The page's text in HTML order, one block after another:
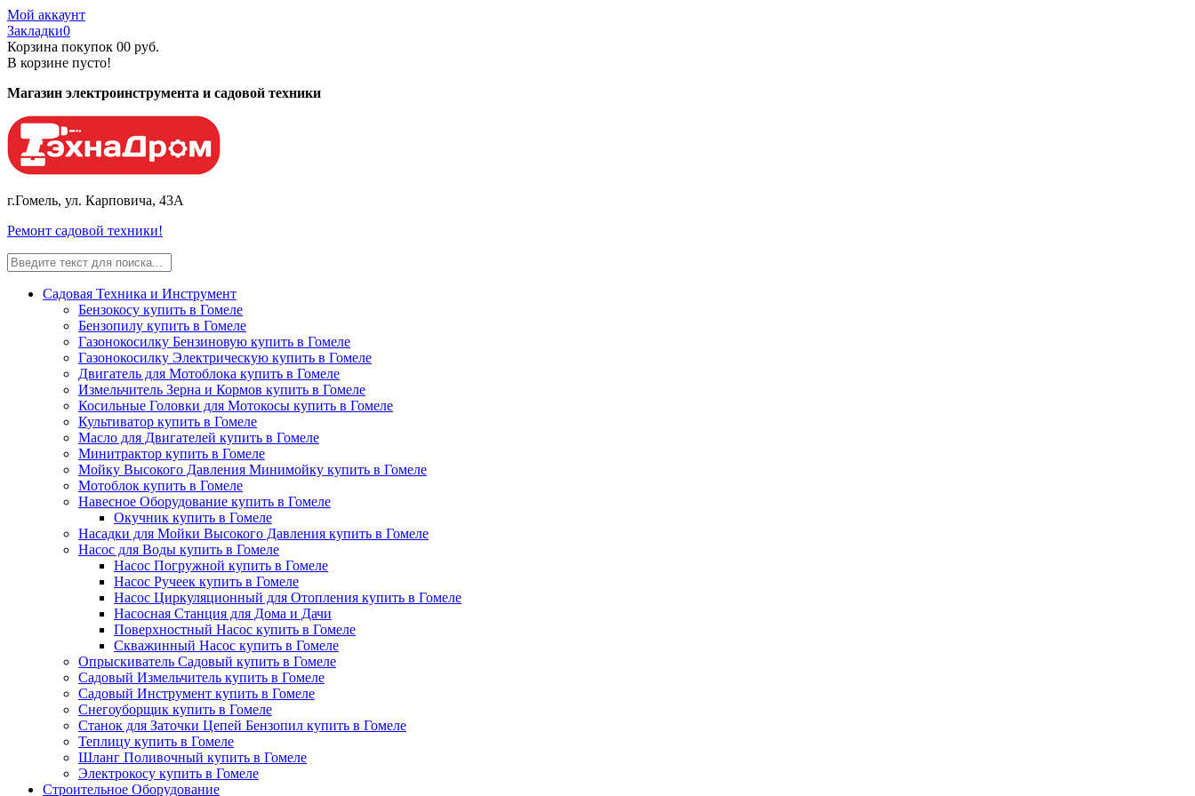
Мой аккаунт
Закладки0
Корзина покупок 00 руб.
В корзине пусто!
Магазин электроинструмента и садовой техники
г.Гомель, ул. Карповича, 43А
Ремонт садовой техники!
Садовая Техника и Инструмент
Бензокосу купить в Гомеле
Бензопилу купить в Гомеле
Газонокосилку Бензиновую купить в Гомеле
Газонокосилку Электрическую купить в Гомеле
Двигатель для Мотоблока купить в Гомеле
Измельчитель Зерна и Кормов купить в Гомеле
Косильные Головки для Мотокосы купить в Гомеле
Культиватор купить в Гомеле
Масло для Двигателей купить в Гомеле
Минитрактор купить в Гомеле
Мойку Высокого Давления Минимойку купить в Гомеле
Мотоблок купить в Гомеле
Навесное Оборудование купить в Гомеле
Окучник купить в Гомеле
Насадки для Мойки Высокого Давления купить в Гомеле
Насос для Воды купить в Гомеле
Насос Погружной купить в Гомеле
Насос Ручеек купить в Гомеле
Насос Циркуляционный для Отопления купить в Гомеле
Насосная Станция для Дома и Дачи
Поверхностный Насос купить в Гомеле
Скважинный Насос купить в Гомеле
Опрыскиватель Садовый купить в Гомеле
Садовый Измельчитель купить в Гомеле
Садовый Инструмент купить в Гомеле
Снегоуборщик купить в Гомеле
Станок для Заточки Цепей Бензопил купить в Гомеле
Теплицу купить в Гомеле
Шланг Поливочный купить в Гомеле
Электрокосу купить в Гомеле
Строительное Оборудование